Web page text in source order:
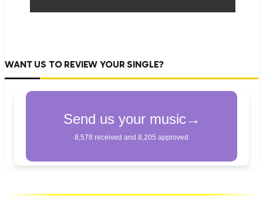
WANT US TO REVIEW YOUR SINGLE?